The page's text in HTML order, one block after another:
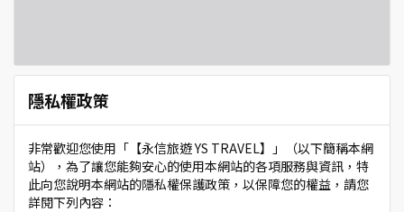
隱私權政策
非常歡迎您使用「【永信旅遊 YS TRAVEL】」（以下簡稱本網
站），為了讓您能夠安心的使用本網站的各項服務與資訊，特
此向您說明本網站的隱私權保護政策，以保障您的權益，請您
詳閱下列內容：